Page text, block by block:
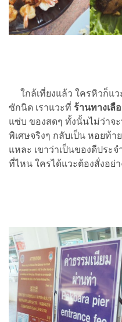
ใกล้เที่ยงแล้ว ใครหิวก็แว
ซักนิด เราแวะที่ ร้านทางเลื
แซ่บ ของสดๆ ทั้งนั้นไม่ว่าจ
พิเศษจริงๆ กลับเป็น หอยท้า
แหละ เขาว่าเป็นของดีประ
ที่ไหน ใครได้แวะต้องสั่งอย่า